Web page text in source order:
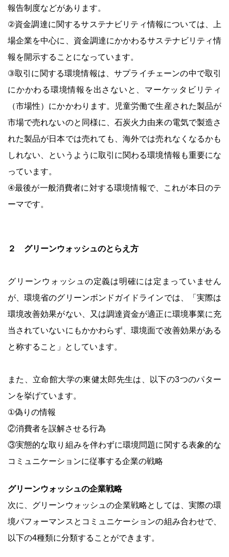
報告制度などがあります。
②資金調達に関するサステナビリティ情報については、上
場企業を中心に、資金調達にかかわるサステナビリティ情
報を開示することになっています。
③取引に関する環境情報は、サプライチェーンの中で取引
にかかわる環境情報を出さないと、マーケッタビリティ
（市場性）にかかわります。児童労働で生産された製品が
市場で売れないのと同様に、石炭火力由来の電気で製造さ
れた製品が日本では売れても、海外では売れなくなるかも
しれない、というように取引に関わる環境情報も重要にな
っています。
④最後が一般消費者に対する環境情報で、これが本日のテ
ーマです。
２ グリーンウォッシュのとらえ方
グリーンウォッシュの定義は明確には定まっていません
が、環境省のグリーンボンドガイドラインでは、「実際は
環境改善効果がない、又は調達資金が適正に環境事業に充
当されていないにもかかわらず、環境面で改善効果がある
と称すること」としています。
また、立命館大学の東健太郎先生は、以下の3つのパター
ンを挙げています。
①偽りの情報
②消費者を誤解させる行為
③実態的な取り組みを伴わずに環境問題に関する表象的な
コミュニケーションに従事する企業の戦略
グリーンウォッシュの企業戦略
次に、グリーンウォッシュの企業戦略としては、実際の環
境パフォーマンスとコミュニケーションの組み合わせで、
以下の4種類に分類することができます。